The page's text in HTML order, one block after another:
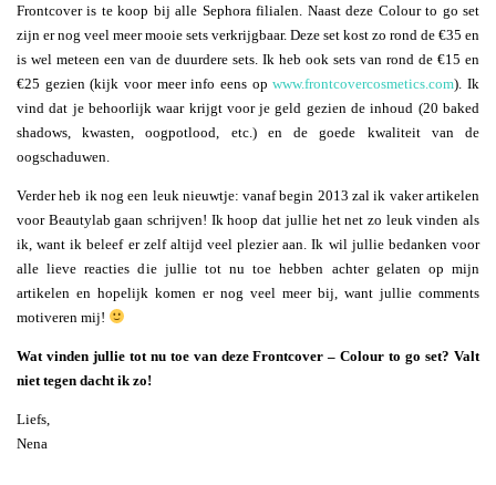
Frontcover is te koop bij alle Sephora filialen. Naast deze Colour to go set
zijn er nog veel meer mooie sets verkrijgbaar. Deze set kost zo rond de €35 en
is wel meteen een van de duurdere sets. Ik heb ook sets van rond de €15 en
€25 gezien (kijk voor meer info eens opwww.frontcovercosmetics.com). Ik
vind dat je behoorlijk waar krijgt voor je geld gezien de inhoud (20 baked
shadows, kwasten, oogpotlood, etc.) en de goede kwaliteit van de
oogschaduwen.
Verder heb ik nog een leuk nieuwtje: vanaf begin 2013 zal ik vaker artikelen
voor Beautylab gaan schrijven! Ik hoop dat jullie het net zo leuk vinden als
ik, want ik beleef er zelf altijd veel plezier aan. Ik wil jullie bedanken voor
alle lieve reacties die jullie tot nu toe hebben achter gelaten op mijn
artikelen en hopelijk komen er nog veel meer bij, want jullie comments
motiveren mij!
Wat vinden jullie tot nu toe van deze Frontcover – Colour to go set? Valt
niet tegen dacht ik zo!
Liefs,
Nena